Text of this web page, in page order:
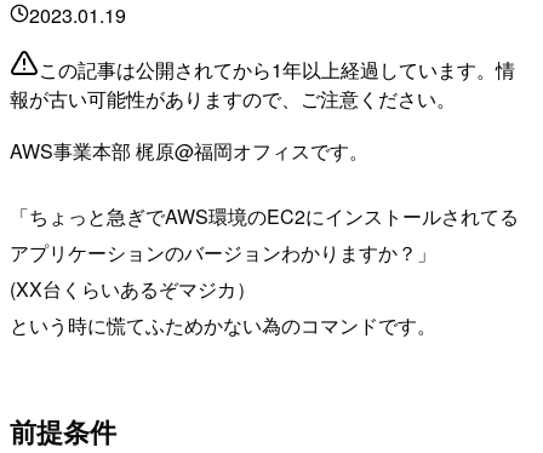
2023.01.19
この記事は公開されてから1年以上経過しています。情
報が古い可能性がありますので、ご注意ください。
AWS事業本部 梶原@福岡オフィスです。
「ちょっと急ぎでAWS環境のEC2にインストールされてる
アプリケーションのバージョンわかりますか？」
(XX台くらいあるぞマジカ）
という時に慌てふためかない為のコマンドです。
前提条件